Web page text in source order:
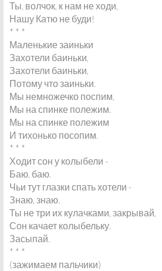
Ты, волчок, к нам не ходи,
Нашу Катю не буди!
* * *
Маленькие заиньки
Захотели баиньки,
Захотели баиньки,
Потому что заиньки.
Мы немножечко поспим,
Мы на спинке полежим.
Мы на спинке полежим
И тихонько посопим.
* * *
Ходит сон у колыбели -
Баю, баю.
Чьи тут глазки спать хотели -
Знаю, знаю.
Ты не три их кулачками, закрывай,
Сон качает колыбельку.
Засыпай.
* * *
(зажимаем пальчики)